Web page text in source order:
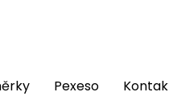
Pexeso